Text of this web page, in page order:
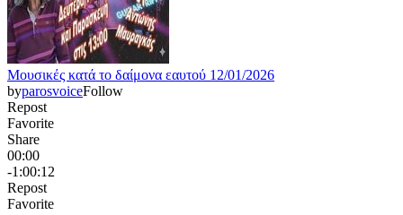
Μουσικές κατά το δαίμονα εαυτού 12/01/2026
byparosvoiceFollow
Repost
Favorite
Share
00:00
-1:00:12
Repost
Favorite